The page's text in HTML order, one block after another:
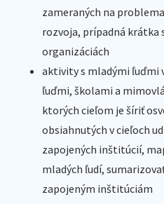
zameraných na
rozvoja, prípadná krátka
organizáciách
aktivity s mladými ľuďmi
ľuďmi, školami a
ktorých cieľom je šíriť
obsiahnutých v cieľoch
zapojených inštitúcií,
mladých ľudí,
zapojeným inštitúciám